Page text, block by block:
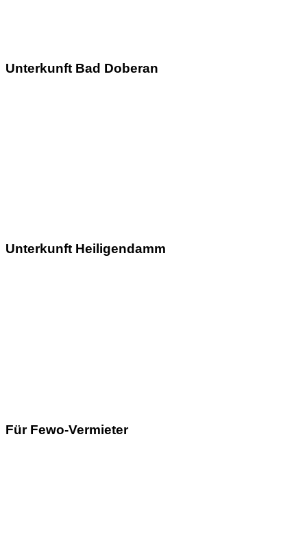
Unterkunft Bad Doberan
Unterkunft Heiligendamm
Für Fewo-Vermieter